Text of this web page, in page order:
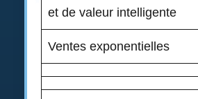
et de valeur intelligente
Ventes exponentielles